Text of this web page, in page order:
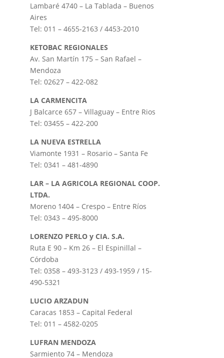
Lambaré 4740 – La Tablada – Buenos
Aires
Tel: 011 – 4655-2163 / 4453-2010
KETOBAC REGIONALES
Av. San Martín 175 – San Rafael –
Mendoza
Tel: 02627 – 422-082
LA CARMENCITA
J Balcarce 657 – Villaguay – Entre Rios
Tel: 03455 – 422-200
LA NUEVA ESTRELLA
Viamonte 1931 – Rosario – Santa Fe
Tel: 0341 – 481-4890
LAR – LA AGRICOLA REGIONAL COOP.
LTDA.
Moreno 1404 – Crespo – Entre Ríos
Tel: 0343 – 495-8000
LORENZO PERLO y CIA. S.A.
Ruta E 90 – Km 26 – El Espinillal –
Córdoba
Tel: 0358 – 493-3123 / 493-1959 / 15-
490-5321
LUCIO ARZADUN
Caracas 1853 – Capital Federal
Tel: 011 – 4582-0205
LUFRAN MENDOZA
Sarmiento 74 – Mendoza